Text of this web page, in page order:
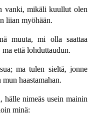
vanki, mikäli kuullut olen
liian myöhään.
muuta, mi olla saattaa
että lohduttaudun.
ma tulen sieltä, jonne
haastamahan.
hälle nimeäs usein mainin
minä: